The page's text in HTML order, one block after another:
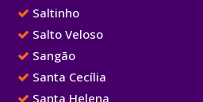
Saltinho
Salto Veloso
Sangão
Santa Cecília
Santa Helena